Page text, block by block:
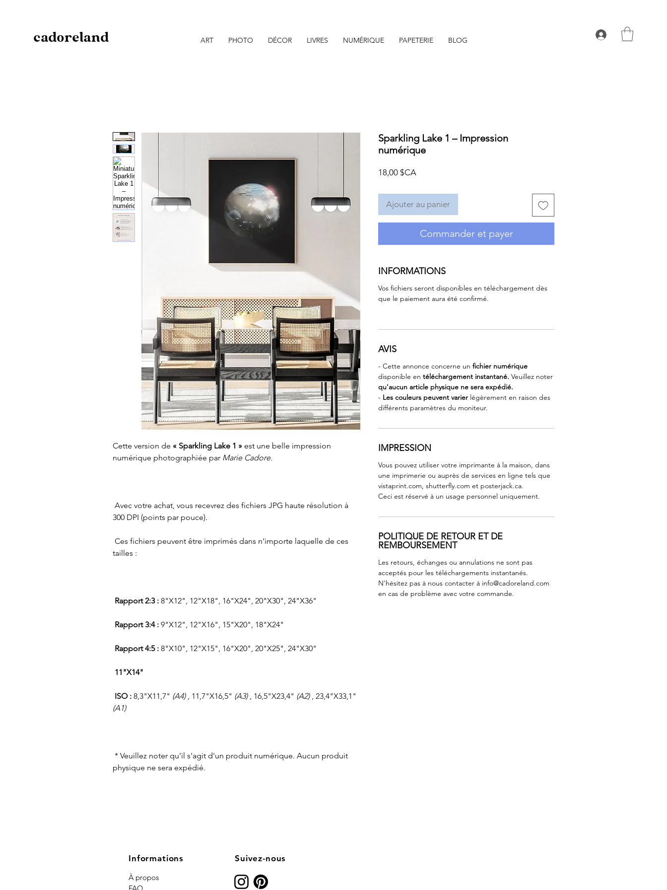
cadoreland ART PHOTO DÉCOR LIVRES NUMÉRIQUE PAPETERIE BLOG
Cette version de « Sparkling Lake 1 » est une belle impression
numérique photographiée par Marie Cadore.
Avec votre achat, vous recevrez des fichiers JPG haute résolution à
300 DPI (points par pouce).
Ces fichiers peuvent être imprimés dans n'importe laquelle de ces
tailles :
Rapport 2:3 : 8"X12", 12"X18", 16"X24", 20"X30", 24"X36"
Rapport 3:4 : 9"X12", 12"X16", 15"X20", 18"X24"
Rapport 4:5 : 8"X10", 12"X15", 16"X20", 20"X25", 24"X30"
11"X14"
ISO : 8,3"X11,7" (A4), 11,7"X16,5" (A3), 16,5"X23,4" (A2), 23,4"X33,1"
(A1)
* Veuillez noter qu'il s'agit d'un produit numérique. Aucun produit
physique ne sera expédié.
Sparkling Lake 1 – Impression
numérique
18,00 $CA
Ajouter au panier
Commander et payer
INFORMATIONS
Vos fichiers seront disponibles en téléchargement dès
que le paiement aura été confirmé.
AVIS
- Cette annonce concerne un fichier numérique
disponible en téléchargement instantané. Veuillez noter
qu'aucun article physique ne sera expédié.
- Les couleurs peuvent varier légèrement en raison des
différents paramètres du moniteur.
IMPRESSION
Vous pouvez utiliser votre imprimante à la maison, dans
une imprimerie ou auprès de services en ligne tels que
vistaprint.com, shutterfly.com et posterjack.ca.
Ceci est réservé à un usage personnel uniquement.
POLITIQUE DE RETOUR ET DE
REMBOURSEMENT
Les retours, échanges ou annulations ne sont pas
acceptés pour les téléchargements instantanés.
N'hésitez pas à nous contacter à info@cadoreland.com
en cas de problème avec votre commande.
Informations
À propos
Suivez-nous